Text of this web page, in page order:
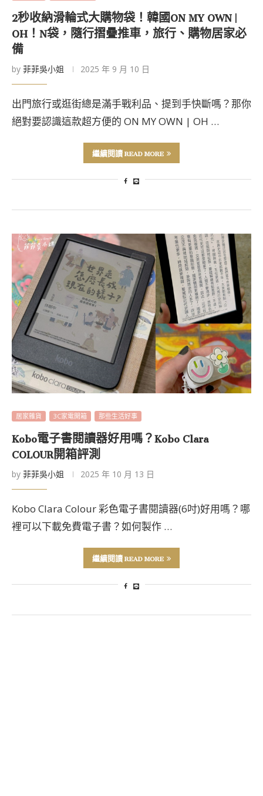
2秒收納滑輪式大購物袋！韓國ON MY OWN |
OH！N袋，隨行摺疊推車，旅行、購物居家必
備
by 菲菲吳小姐 2025 年 9 月 10 日
出門旅行或逛街總是滿手戰利品、提到手快斷嗎？那你
絕對要認識這款超方便的 ON MY OWN | OH …
繼續閱讀 READ MORE
居家雜貨 3C家電開箱 那些生活好事
Kobo電子書閱讀器好用嗎？Kobo Clara
COLOUR開箱評測
by 菲菲吳小姐 2025 年 10 月 13 日
Kobo Clara Colour 彩色電子書閱讀器(6吋)好用嗎？哪
裡可以下載免費電子書？如何製作 …
繼續閱讀 READ MORE